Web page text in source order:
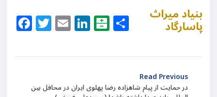
Facebook
Twitter
EmailLinkedIn
Balatarin
Share
بنیاد میراث
پاسارگاد
Read Previous
در حمایت از پیام شاهزاده رضا پهلوی ایران در محافل بین